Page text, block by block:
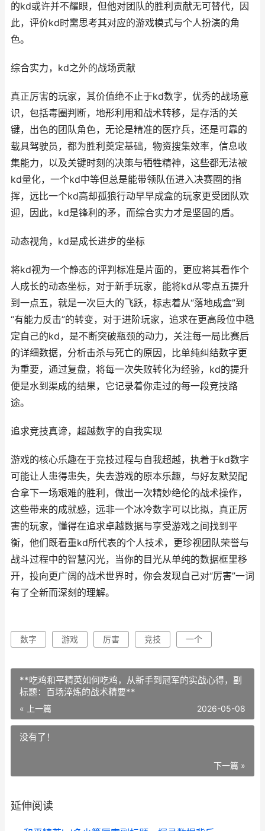
的kd或许并不耀眼，但他对团队的胜利贡献无可替代，因
此，评价kd时需思考其对应的游戏模式与个人扮演的角
色。
综合实力，kd之外的战场贡献
真正厉害的玩家，其价值绝不止于kd数字，优秀的战场意
识，包括毒圈判断，地形利用和战术转移，是存活的关
键，出色的团队角色，无论是精准的医疗兵，还是可靠的
载具驾驶员，都为胜利奠定基础，物资搜集效率，信息收
集能力，以及关键时刻的决策与牺牲精神，这些都无法被
kd量化，一个kd中等但总是能带领队伍进入决赛圈的指
挥，远比一个kd高却孤狼行动早早成盒的玩家更受团队欢
迎，因此，kd是锋利的矛，而综合实力才是坚固的盾。
动态视角，kd是成长进步的坐标
将kd视为一个静态的评判标准是片面的，更应将其看作个
人成长的动态坐标，对于新手玩家，能将kd从零点五提升
到一点五，就是一次巨大的飞跃，标志着从“落地成盒”到
“有能力反击”的转变，对于进阶玩家，追求在更高段位中稳
定自己的kd，是不断突破瓶颈的动力，关注每一局比赛后
的详细数据，分析击杀与死亡的原因，比单纯纠结数字更
为重要，通过复盘，将每一次失败转化为经验，kd的提升
便是水到渠成的结果，它记录着你走过的每一段竞技路
途。
追求竞技真谛，超越数字的自我实现
游戏的核心乐趣在于竞技过程与自我超越，执着于kd数字
可能让人患得患失，失去游戏的原本乐趣，与好友默契配
合拿下一场艰难的胜利，做出一次精妙绝伦的战术操作，
这些带来的成就感，远非一个冰冷数字可以比拟，真正厉
害的玩家，懂得在追求卓越数据与享受游戏之间找到平
衡，他们既看重kd所代表的个人技术，更珍视团队荣誉与
战斗过程中的智慧闪光，当你的目光从单纯的数据框里移
开，投向更广阔的战术世界时，你会发现自己对“厉害”一词
有了全新而深刻的理解。
数字 游戏 厉害 竞技 一个
**吃鸡和平精英如何吃鸡，从新手到冠军的实战心得，副
标题：百场淬炼的战术精要**
« 上一篇 2026-05-08
没有了！
下一篇 »
延伸阅读